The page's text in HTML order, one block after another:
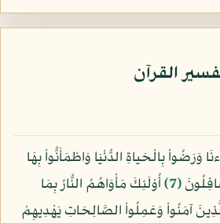
القرآن
وَرَضُواْ بِالْحَياةِ الدُّنْيَا وَاطْمَأَنُّواْ بِهَا
﴿7﴾
أُوْلَئِكَ مَأْوَاهُمُ النُّارُ بِمَا
آمَنُواْ وَعَمِلُواْ الصَّالِحَاتِ يَهْدِيهِمْ